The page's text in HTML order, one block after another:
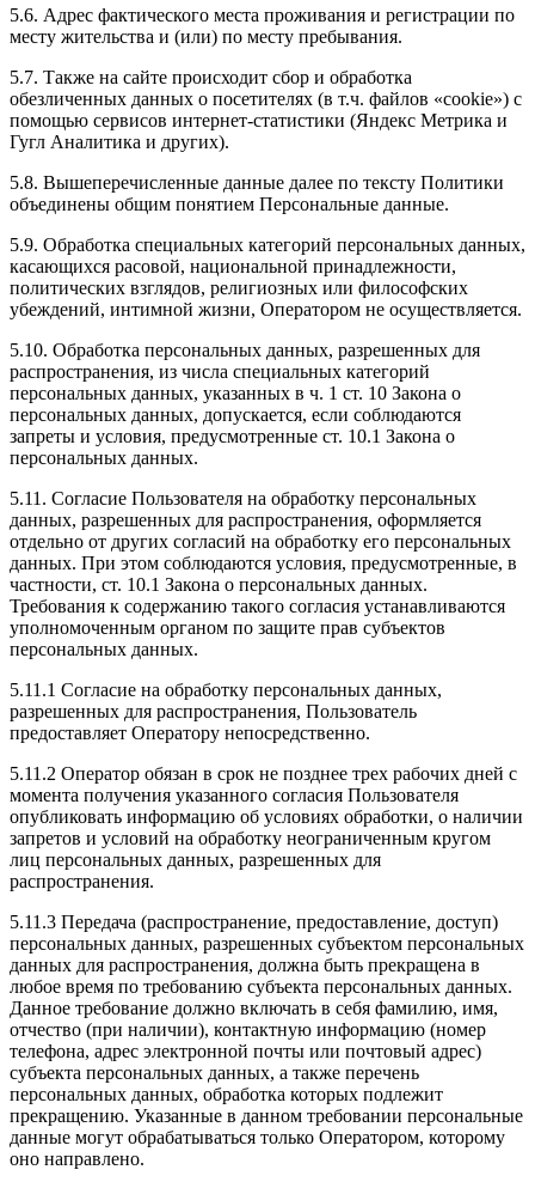
5.6. Адрес фактического места проживания и регистрации по
месту жительства и (или) по месту пребывания.
5.7. Также на сайте происходит сбор и обработка
обезличенных данных о посетителях (в т.ч. файлов «cookie») с
помощью сервисов интернет-статистики (Яндекс Метрика и
Гугл Аналитика и других).
5.8. Вышеперечисленные данные далее по тексту Политики
объединены общим понятием Персональные данные.
5.9. Обработка специальных категорий персональных данных,
касающихся расовой, национальной принадлежности,
политических взглядов, религиозных или философских
убеждений, интимной жизни, Оператором не осуществляется.
5.10. Обработка персональных данных, разрешенных для
распространения, из числа специальных категорий
персональных данных, указанных в ч. 1 ст. 10 Закона о
персональных данных, допускается, если соблюдаются
запреты и условия, предусмотренные ст. 10.1 Закона о
персональных данных.
5.11. Согласие Пользователя на обработку персональных
данных, разрешенных для распространения, оформляется
отдельно от других согласий на обработку его персональных
данных. При этом соблюдаются условия, предусмотренные, в
частности, ст. 10.1 Закона о персональных данных.
Требования к содержанию такого согласия устанавливаются
уполномоченным органом по защите прав субъектов
персональных данных.
5.11.1 Согласие на обработку персональных данных,
разрешенных для распространения, Пользователь
предоставляет Оператору непосредственно.
5.11.2 Оператор обязан в срок не позднее трех рабочих дней с
момента получения указанного согласия Пользователя
опубликовать информацию об условиях обработки, о наличии
запретов и условий на обработку неограниченным кругом
лиц персональных данных, разрешенных для
распространения.
5.11.3 Передача (распространение, предоставление, доступ)
персональных данных, разрешенных субъектом персональных
данных для распространения, должна быть прекращена в
любое время по требованию субъекта персональных данных.
Данное требование должно включать в себя фамилию, имя,
отчество (при наличии), контактную информацию (номер
телефона, адрес электронной почты или почтовый адрес)
субъекта персональных данных, а также перечень
персональных данных, обработка которых подлежит
прекращению. Указанные в данном требовании персональные
данные могут обрабатываться только Оператором, которому
оно направлено.